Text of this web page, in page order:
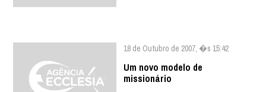
18 de Outubro de 2007, �s 15:42
Um novo modelo de
missionário